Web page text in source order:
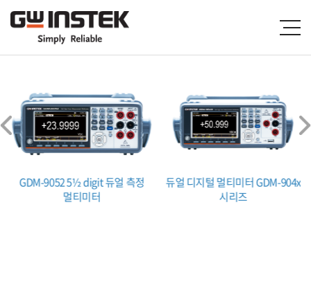
GDM-9052 5½ digit 듀얼 측정
멀티미터
듀얼 디지털 멀티미터 GDM-904x
시리즈